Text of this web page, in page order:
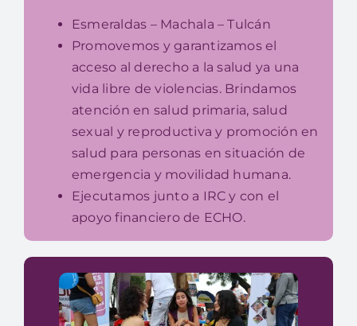
Esmeraldas – Machala – Tulcán
Promovemos y garantizamos el
acceso al derecho a la salud ya una
vida libre de violencias. Brindamos
atención en salud primaria, salud
sexual y reproductiva y promoción en
salud para personas en situación de
emergencia y movilidad humana.
Ejecutamos junto a IRC y con el
apoyo financiero de ECHO.